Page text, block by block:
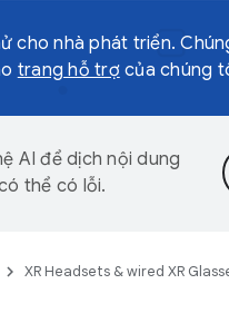
cho nhà phát triển.
trang hỗ trợcủa chúng
AI để dịch nội dung
thể có lỗi.
XR Headsets & wired XR